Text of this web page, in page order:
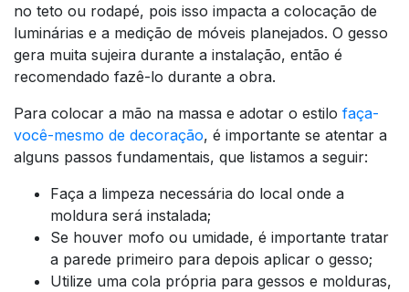
no teto ou rodapé, pois isso impacta a colocação de
luminárias e a medição de móveis planejados. O gesso
gera muita sujeira durante a instalação, então é
recomendado fazê-lo durante a obra.
Para colocar a mão na massa e adotar o estilo faça-
você-mesmo de decoração, é importante se atentar a
alguns passos fundamentais, que listamos a seguir:
Faça a limpeza necessária do local onde a
moldura será instalada;
Se houver mofo ou umidade, é importante tratar
a parede primeiro para depois aplicar o gesso;
Utilize uma cola própria para gessos e molduras,